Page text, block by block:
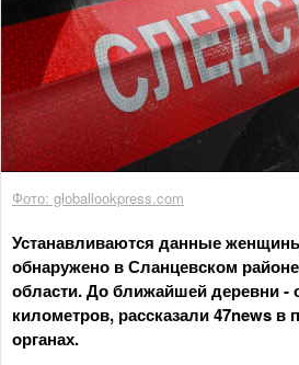
Фото: globallookpress.com
Устанавливаются данные
обнаружено в Сланцевском
области. До ближайшей деревни -
километров, рассказали 47news в
органах.